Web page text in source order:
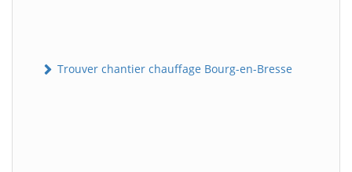
Trouver chantier chauffage Bourg-en-Bresse